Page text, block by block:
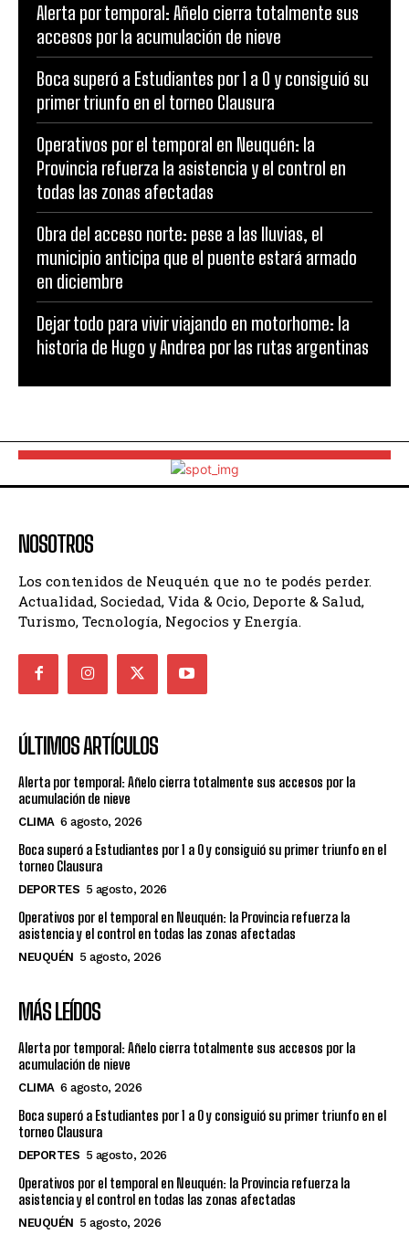
Alerta por temporal: Añelo cierra totalmente sus
accesos por la acumulación de nieve
Boca superó a Estudiantes por 1 a 0 y consiguió su
primer triunfo en el torneo Clausura
Operativos por el temporal en Neuquén: la
Provincia refuerza la asistencia y el control en
todas las zonas afectadas
Obra del acceso norte: pese a las lluvias, el
municipio anticipa que el puente estará armado
en diciembre
Dejar todo para vivir viajando en motorhome: la
historia de Hugo y Andrea por las rutas argentinas
NOSOTROS
Los contenidos de Neuquén que no te podés perder.
Actualidad, Sociedad, Vida & Ocio, Deporte & Salud,
Turismo, Tecnología, Negocios y Energía.
ÚLTIMOS ARTÍCULOS
Alerta por temporal: Añelo cierra totalmente sus accesos por la
acumulación de nieve
CLIMA 6 agosto, 2026
Boca superó a Estudiantes por 1 a 0 y consiguió su primer triunfo en el
torneo Clausura
DEPORTES 5 agosto, 2026
Operativos por el temporal en Neuquén: la Provincia refuerza la
asistencia y el control en todas las zonas afectadas
NEUQUÉN 5 agosto, 2026
MÁS LEÍDOS
Alerta por temporal: Añelo cierra totalmente sus accesos por la
acumulación de nieve
CLIMA 6 agosto, 2026
Boca superó a Estudiantes por 1 a 0 y consiguió su primer triunfo en el
torneo Clausura
DEPORTES 5 agosto, 2026
Operativos por el temporal en Neuquén: la Provincia refuerza la
asistencia y el control en todas las zonas afectadas
NEUQUÉN 5 agosto, 2026